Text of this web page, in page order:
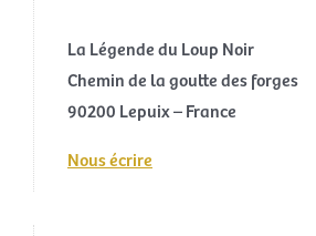
La Légende du Loup Noir
Chemin de la goutte des forges
90200 Lepuix – France
Nous écrire